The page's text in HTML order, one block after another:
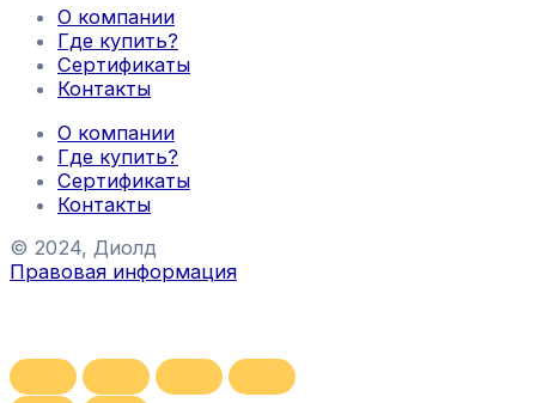
О компании
Где купить?
Сертификаты
Контакты
О компании
Где купить?
Сертификаты
Контакты
© 2024, Диолд
Правовая информация